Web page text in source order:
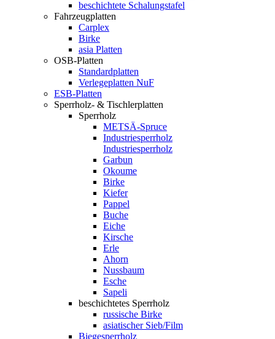
beschichtete Schalungstafel
Fahrzeugplatten
Carplex
Birke
asia Platten
OSB-Platten
Standardplatten
Verlegeplatten NuF
ESB-Platten
Sperrholz- & Tischlerplatten
Sperrholz
METSÄ-Spruce
Industriesperrholz
Industriesperrholz
Garbun
Okoume
Birke
Kiefer
Pappel
Buche
Eiche
Kirsche
Erle
Ahorn
Nussbaum
Esche
Sapeli
beschichtetes Sperrholz
russische Birke
asiatischer Sieb/Film
Biegesperrholz